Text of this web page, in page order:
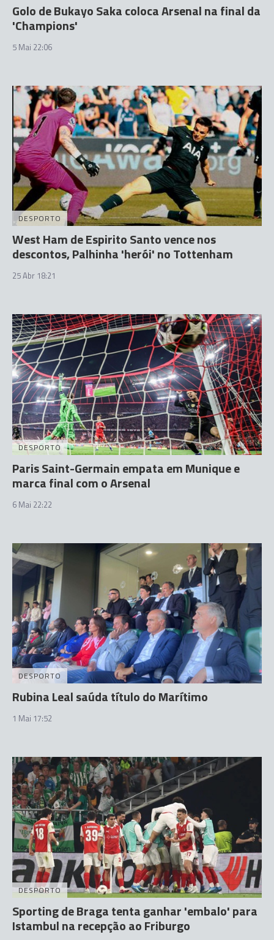
Golo de Bukayo Saka coloca Arsenal na final da
'Champions'
5 Mai 22:06
DESPORTO
West Ham de Espirito Santo vence nos
descontos, Palhinha 'herói' no Tottenham
25 Abr 18:21
DESPORTO
Paris Saint-Germain empata em Munique e
marca final com o Arsenal
6 Mai 22:22
DESPORTO
Rubina Leal saúda título do Marítimo
1 Mai 17:52
DESPORTO
Sporting de Braga tenta ganhar 'embalo' para
Istambul na recepção ao Friburgo